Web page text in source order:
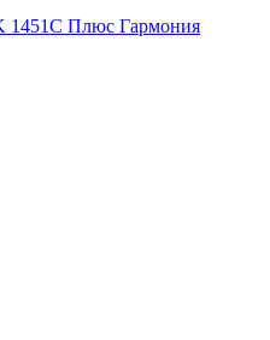
1451C Плюс Гармония